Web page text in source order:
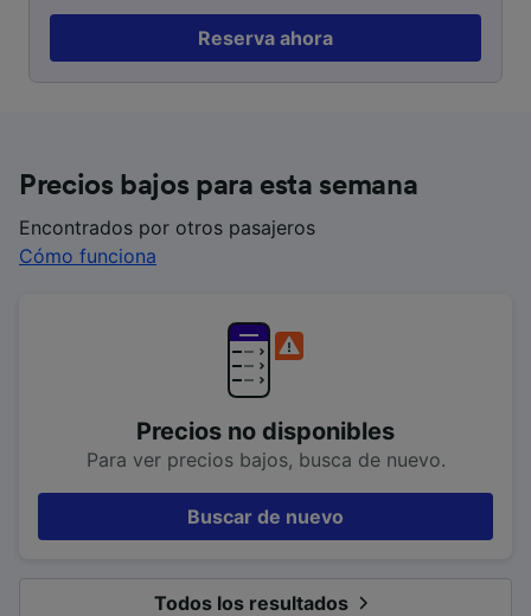
Reserva ahora
Precios bajos para esta semana
Encontrados por otros pasajeros
Cómo funciona
Precios no disponibles
Para ver precios bajos, busca de nuevo.
Buscar de nuevo
Todos los resultados